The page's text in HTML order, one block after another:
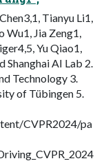
Tianyu Li1,
Wu1, Jia Zeng1,
Yu Qiao1,
Shanghai AI Lab 2.
Technology 3.
of Tübingen 5.
CVPR2024/pa